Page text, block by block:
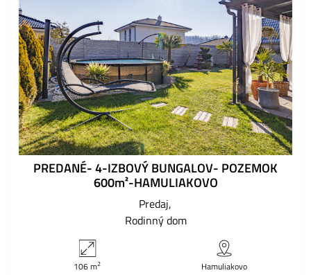
PREDANÉ- 4-IZBOVÝ BUNGALOV- POZEMOK
600m²-HAMULIAKOVO
Predaj
Rodinný dom
106 m2 Hamuliakovo